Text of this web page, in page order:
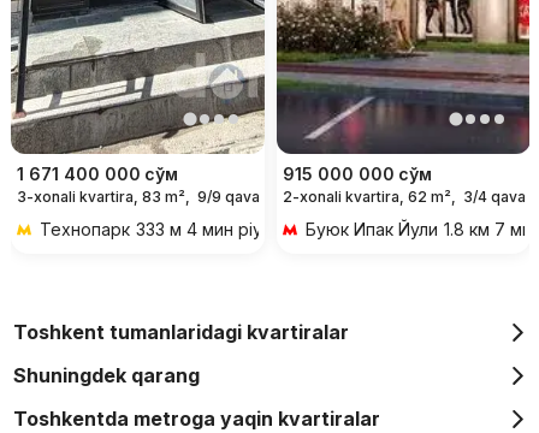
1 671 400 000 сўм
3-xonali kvartira, 83 m², 9/9 qavat
Технопарк 333 м 4 мин piyoda
915 000 000 сўм
2-xonali kvartira, 62 m², 3/4 qavat
Буюк Ипак Йули 1.8 км 7
Toshkent tumanlaridagi kvartiralar
Shuningdek qarang
Toshkentda metroga yaqin kvartiralar